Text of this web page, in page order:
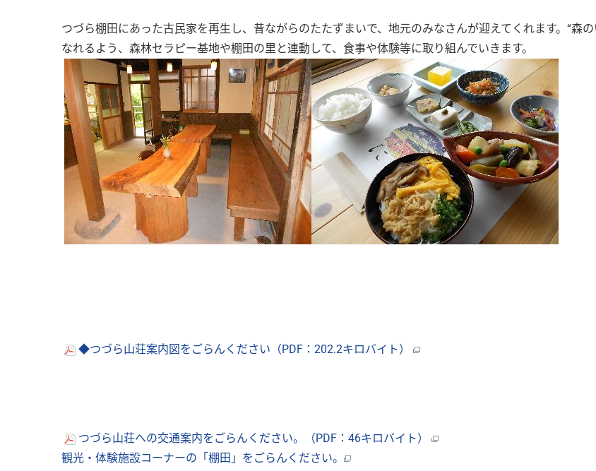
つづら棚田にあった古民家を再生し、昔ながらのたたずまいで、地元のみなさんが迎えてくれます。“森の
なれるよう、森林セラピー基地や棚田の里と連動して、食事や体験等に取り組んでいきます。
◆つづら山荘案内図をごらんください（PDF：202.2キロバイト）
つづら山荘への交通案内をごらんください。（PDF：46キロバイト）
観光・体験施設コーナーの「棚田」をごらんください。